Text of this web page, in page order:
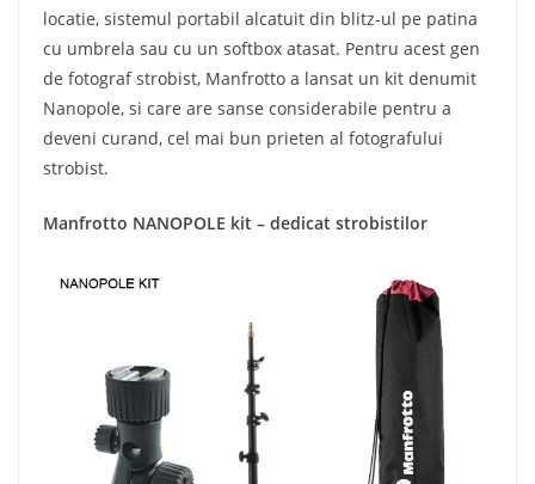
locatie, sistemul portabil alcatuit din blitz-ul pe patina
cu umbrela sau cu un softbox atasat. Pentru acest gen
de fotograf strobist, Manfrotto a lansat un kit denumit
Nanopole, si care are sanse considerabile pentru a
deveni curand, cel mai bun prieten al fotografului
strobist.
Manfrotto NANOPOLE kit – dedicat strobistilor